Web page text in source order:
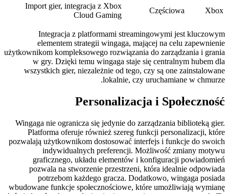
Xbox
Częściowa
Import gier, integracja z Xbox
Cloud Gaming
Integracja z platformami streamingowymi jest kluczowym
elementem strategii wingaga, mającej na celu zapewnienie
użytkownikom kompleksowego rozwiązania do zarządzania i grania
w gry. Dzięki temu wingaga staje się centralnym hubem dla
wszystkich gier, niezależnie od tego, czy są one zainstalowane
lokalnie, czy uruchamiane w chmurze.
Personalizacja i Społeczność
Wingaga nie ogranicza się jedynie do zarządzania biblioteką gier.
Platforma oferuje również szereg funkcji personalizacji, które
pozwalają użytkownikom dostosować interfejs i funkcje do swoich
indywidualnych preferencji. Możliwość zmiany motywu
graficznego, układu elementów i konfiguracji powiadomień
pozwala na stworzenie przestrzeni, która idealnie odpowiada
potrzebom każdego gracza. Dodatkowo, wingaga posiada
wbudowane funkcje społecznościowe, które umożliwiają wymianę